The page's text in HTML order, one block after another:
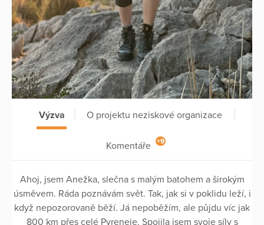
Výzva O projektu neziskové organizace
Komentáře +9
Ahoj, jsem Anežka, slečna s malým batohem a širokým
úsměvem. Ráda poznávám svět. Tak, jak si v poklidu leží, i
když nepozorovaně běží. Já nepoběžím, ale půjdu víc jak
800 km přes celé Pyreneje. Spojila jsem svoje síly s